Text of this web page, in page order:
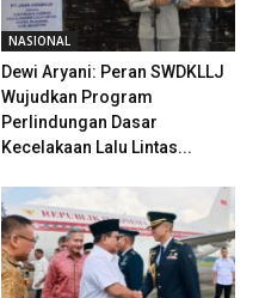
NASIONAL
Dewi Aryani: Peran SWDKLLJ
Wujudkan Program
Perlindungan Dasar
Kecelakaan Lalu Lintas...